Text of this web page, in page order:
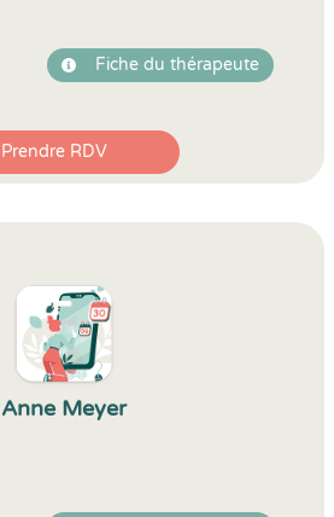
Fiche du thérapeute
Prendre RDV
Anne Meyer